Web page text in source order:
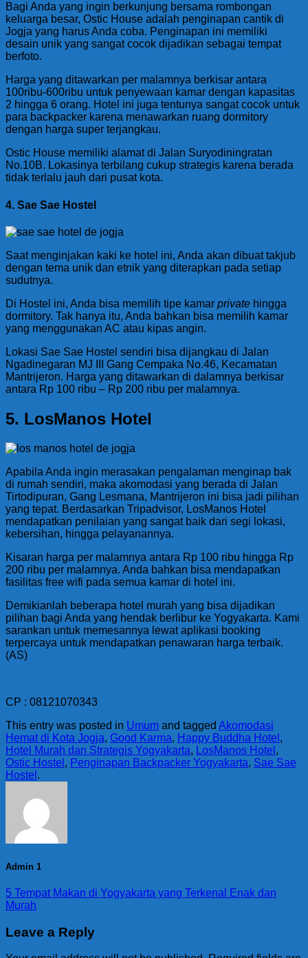
Bagi Anda yang ingin berkunjung bersama rombongan
keluarga besar, Ostic House adalah penginapan cantik di
Jogja yang harus Anda coba. Penginapan ini memiliki
desain unik yang sangat cocok dijadikan sebagai tempat
berfoto.
Harga yang ditawarkan per malamnya berkisar antara
100ribu-600ribu untuk penyewaan kamar dengan kapasitas
2 hingga 6 orang. Hotel ini juga tentunya sangat cocok untuk
para backpacker karena menawarkan ruang dormitory
dengan harga super terjangkau.
Ostic House memiliki alamat di Jalan Suryodiningratan
No.10B. Lokasinya terbilang cukup strategis karena berada
tidak terlalu jauh dari pusat kota.
4. Sae Sae Hostel
Saat menginjakan kaki ke hotel ini, Anda akan dibuat takjub
dengan tema unik dan etnik yang diterapkan pada setiap
sudutnya.
Di Hostel ini, Anda bisa memilih tipe kamar private hingga
dormitory. Tak hanya itu, Anda bahkan bisa memilih kamar
yang menggunakan AC atau kipas angin.
Lokasi Sae Sae Hostel sendiri bisa dijangkau di Jalan
Ngadinegaran MJ III Gang Cempaka No.46, Kecamatan
Mantrijeron. Harga yang ditawarkan di dalamnya berkisar
antara Rp 100 ribu – Rp 200 ribu per malamnya.
5. LosManos Hotel
Apabila Anda ingin merasakan pengalaman menginap bak
di rumah sendiri, maka akomodasi yang berada di Jalan
Tirtodipuran, Gang Lesmana, Mantrijeron ini bisa jadi pilihan
yang tepat. Berdasarkan Tripadvisor, LosManos Hotel
mendapatkan penilaian yang sangat baik dari segi lokasi,
kebersihan, hingga pelayanannya.
Kisaran harga per malamnya antara Rp 100 ribu hingga Rp
200 ribu per malamnya. Anda bahkan bisa mendapatkan
fasilitas free wifi pada semua kamar di hotel ini.
Demikianlah beberapa hotel murah yang bisa dijadikan
pilihan bagi Anda yang hendak berlibur ke Yogyakarta. Kami
sarankan untuk memesannya lewat aplikasi booking
terpercaya untuk mendapatkan penawaran harga terbaik.
(AS)
CP : 08121070343
This entry was posted in Umum and tagged Akomodasi
Hemat di Kota Jogja, Good Karma, Happy Buddha Hotel ,
Hotel Murah dan Strategis Yogyakarta, LosManos Hotel ,
Ostic Hostel , Penginapan Backpacker Yogyakarta, Sae Sae
Hostel .
Admin 1
5 Tempat Makan di Yogyakarta yang Terkenal Enak dan
Murah
Leave a Reply